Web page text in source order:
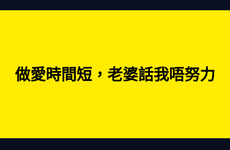
做愛時間短，老婆話我唔努力